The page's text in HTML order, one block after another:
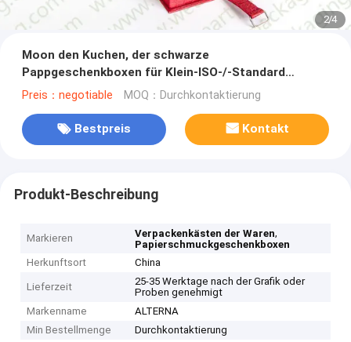
3/4
Moon den Kuchen, der schwarze
Pappgeschenkboxen für Klein-ISO-/-Standard
verpackt
Preis：negotiable MOQ：Durchkontaktierung
Bestpreis Kontakt
Produkt-Beschreibung
Markieren Verpackenkästen der Waren,
Papierschmuckgeschenkboxen
Herkunftsort
China
Lieferzeit
25-35 Werktage nach der Grafik oder
Proben genehmigt
Markenname
ALTERNA
Min Bestellmenge
Durchkontaktierung